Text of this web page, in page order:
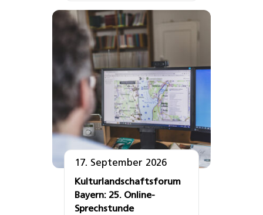
17. September 2026
Kulturlandschaftsforum
Bayern: 25. Online-
Sprechstunde